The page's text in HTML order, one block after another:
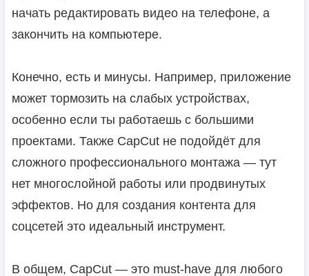
начать редактировать видео на телефоне, а
закончить на компьютере.
Конечно, есть и минусы. Например, приложение
может тормозить на слабых устройствах,
особенно если ты работаешь с большими
проектами. Также CapCut не подойдёт для
сложного профессионального монтажа — тут
нет многослойной работы или продвинутых
эффектов. Но для создания контента для
соцсетей это идеальный инструмент.
В общем, CapCut — это must-have для любого